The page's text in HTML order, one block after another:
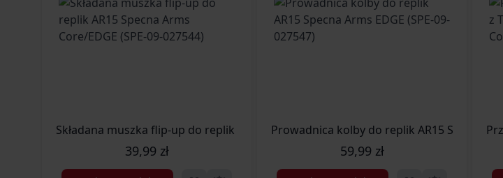
Składana muszka flip-up do replik AR15 Specna Arms Core/EDGE (SPE-09-027544)
39,99 zł
Prowadnica kolby do replik AR15 Specna
59,99 zł